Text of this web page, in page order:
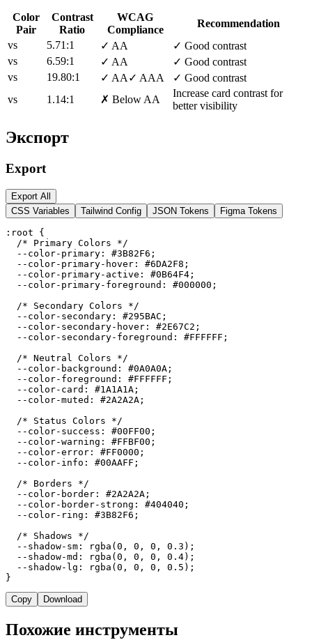
Color
Pair
Contrast
Ratio
WCAG
Compliance
Recommendation
vs
5.71 :1 ✓ AA
✓ Good contrast
vs
6.59:1 ✓ AA
✓ Good contrast
vs
19.80:1 ✓ AA ✓ AAA
✓ Good contrast
vs
1.14:1 ✗ Below AA
Increase card contrast for
better visibility
Экспорт
Export
Export All
CSS Variables
Tailwind Config JSON Tokens Figma Tokens
:root {
  /* Primary Colors */
  --color-primary: #3B82F6;
  --color-primary-hover: #6DA2F8;
  --color-primary-active: #0B64F4;
  --color-primary-foreground: #000000;
  /* Secondary Colors */
  --color-secondary: #295BAC;
  --color-secondary-hover: #2E67C2;
  --color-secondary-foreground: #FFFFFF;
  /* Neutral Colors */
  --color-background: #0A0A0A;
  --color-foreground: #FFFFFF;
  --color-card: #1A1A1A;
  --color-muted: #2A2A2A;
  /* Status Colors */
  --color-success: #00FF00;
  --color-warning: #FFBF00;
  --color-error: #FF0000;
  --color-info: #00AAFF;
  /* Borders */
  --color-border: #2A2A2A;
  --color-border-strong: #404040;
  --color-ring: #3B82F6;
  /* Shadows */
  --shadow-sm: rgba(0, 0, 0, 0.3);
  --shadow-md: rgba(0, 0, 0, 0.4);
  --shadow-lg: rgba(0, 0, 0, 0.5);
Copy Download
Похожие инструменты